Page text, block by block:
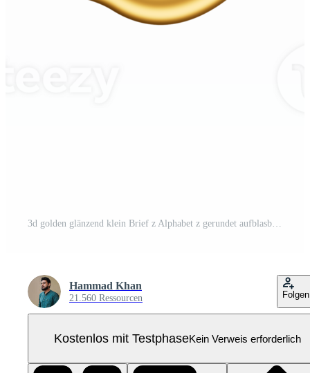
3d golden glänzend klein Brief z Alphabet z gerundet aufblasbar Schriftart 3d Illustration Pro PNG
Hammad Khan
21.560 Ressourcen Folgen
Kostenlos mit TestphaseKein Verweis erforderlich